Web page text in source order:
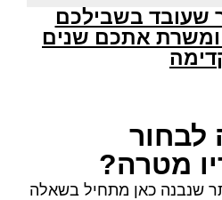
שעובד בשבילכם
ומשרת אתכם שנים
לבחור
מטרה?
שנבנה כאן מתחיל בשאלה